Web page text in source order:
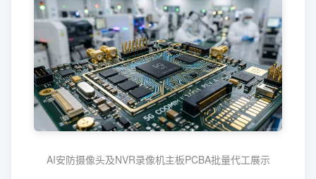
AI安防摄像头及NVR录像机主板PCBA批量代工展示